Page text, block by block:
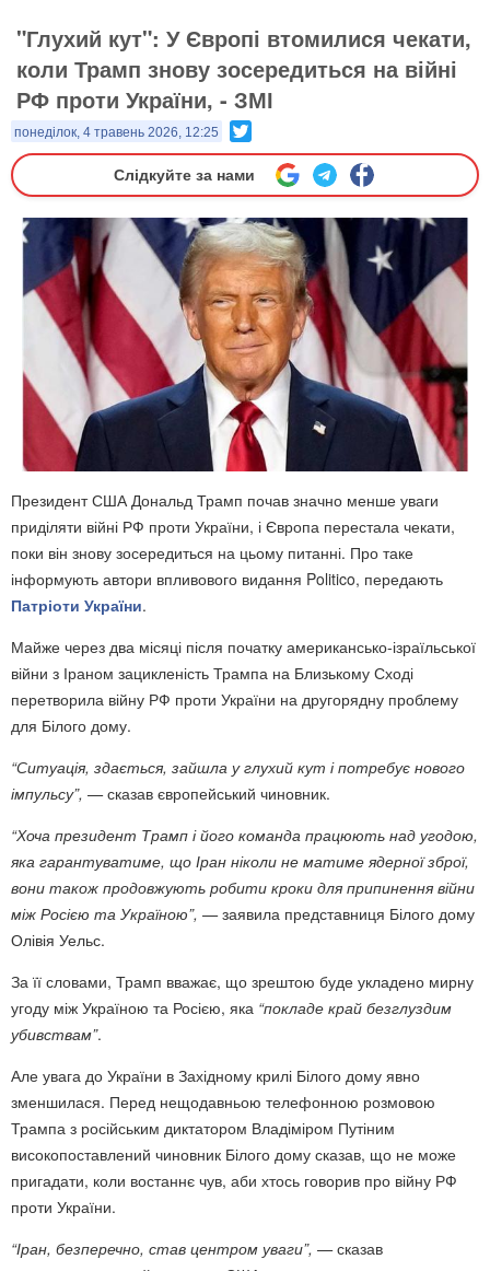
"Глухий кут": У Європі втомилися чекати,
коли Трамп знову зосередиться на війні
РФ проти України, - ЗМІ
понеділок, 4 травень 2026, 12:25
Слідкуйте за нами
Президент США Дональд Трамп почав значно менше уваги
приділяти війні РФ проти України, і Європа перестала чекати,
поки він знову зосередиться на цьому питанні. Про таке
інформують автори впливового видання Politico, передають
Патріоти України.
Майже через два місяці після початку американсько-ізраїльської
війни з Іраном зацикленість Трампа на Близькому Сході
перетворила війну РФ проти України на другорядну проблему
для Білого дому.
“Ситуація, здається, зайшла у глухий кут і потребує нового
імпульсу”, —сказав європейський чиновник.
“Хоча президент Трамп і його команда працюють над угодою,
яка гарантуватиме, що Іран ніколи не матиме ядерної зброї,
вони також продовжують робити кроки для припинення війни
між Росією та Україною”, —заявила представниця Білого дому
Олівія Уельс.
За її словами, Трамп вважає, що зрештою буде укладено мирну
угоду між Україною та Росією, яка “покладе край безглуздим
убивствам”.
Але увага до України в Західному крилі Білого дому явно
зменшилася. Перед нещодавньою телефонною розмовою
Трампа з російським диктатором Владіміром Путіним
високопоставлений чиновник Білого дому сказав, що не може
пригадати, коли востаннє чув, аби хтось говорив про війну РФ
проти України.
“Іран, безперечно, став центром уваги”, —сказав